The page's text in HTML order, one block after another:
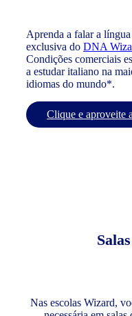
Aprenda a falar a
exclusiva do DNA
Condições comerciais
a estudar italiano na
idiomas do mundo*.
Clique e aproveite
Nas escolas Wizard,